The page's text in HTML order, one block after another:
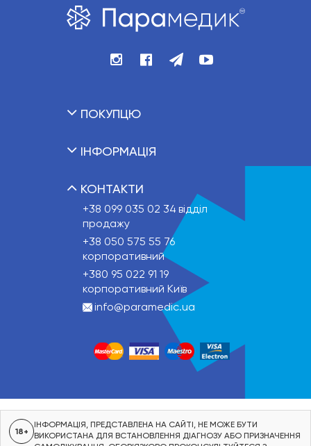
ПОКУПЦЮ
ІНФОРМАЦІЯ
КОНТАКТИ
+38 099 035 02 34 відділ
продажу
+38 050 575 55 76
корпоративний
+380 95 022 91 19
корпоративний Київ
info@paramedic.ua
18+
ІНФОРМАЦІЯ, ПРЕДСТАВЛЕНА НА САЙТІ, НЕ МОЖЕ БУТИ
ВИКОРИСТАНА ДЛЯ ВСТАНОВЛЕННЯ ДІАГНОЗУ АБО ПРИЗНАЧЕННЯ